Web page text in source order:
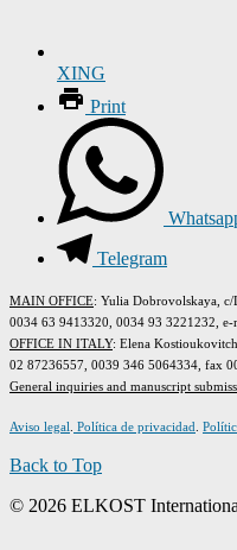
XING
Print
Telegram
MAIN OFFICE: Yulia Dobrovolskaya,
0034 63 9413320, 0034 93 3221232, e-
OFFICE IN ITALY: Elena
02 87236557, 0039 346 5064334, fax
General inquiries and manuscript
Aviso legal Política de privacidad
Back to Top
© 2026 ELKOST